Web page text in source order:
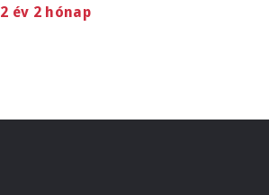
2 év 2 hónap